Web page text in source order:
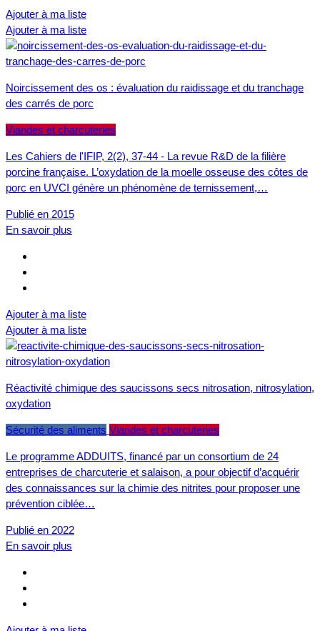
Ajouter à ma liste
Ajouter à ma liste
Noircissement des os : évaluation du raidissage et du tranchage
des carrés de porc
Viandes et charcuteries
Les Cahiers de l'IFIP, 2(2), 37-44 - La revue R&D de la filière
porcine française. L’oxydation de la moelle osseuse des côtes de
porc en UVCI génère un phénomène de ternissement,…
Publié en 2015
En savoir plus
Ajouter à ma liste
Ajouter à ma liste
Réactivité chimique des saucissons secs nitrosation, nitrosylation,
oxydation
Sécurité des aliments Viandes et charcuteries
Le programme ADDUITS, financé par un consortium de 24
entreprises de charcuterie et salaison, a pour objectif d’acquérir
des connaissances sur la chimie des nitrites pour proposer une
prévention ciblée…
Publié en 2022
En savoir plus